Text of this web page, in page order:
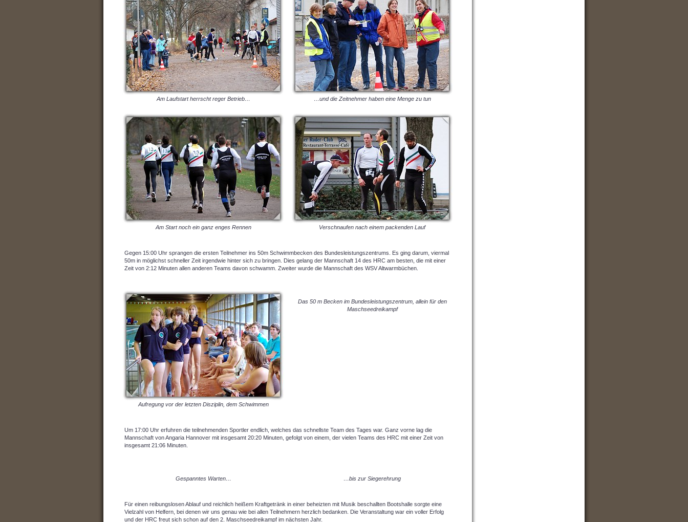
Am Laufstart herrscht reger Betrieb… …und die Zeitnehmer haben eine Menge zu tun
Am Start noch ein ganz enges Rennen Verschnaufen nach einem packenden Lauf
Gegen 15:00 Uhr sprangen die ersten Teilnehmer ins 50m Schwimmbecken des Bundesleistungszentrums. Es ging darum, viermal
50m in möglichst schneller Zeit irgendwie hinter sich zu bringen. Dies gelang der Mannschaft 14 des HRC am besten, die mit einer
Zeit von 2:12 Minuten allen anderen Teams davon schwamm. Zweiter wurde die Mannschaft des WSV Altwarmbüchen.
Aufregung vor der letzten Disziplin, dem Schwimmen
Das 50 m Becken im Bundesleistungszentrum, allein für den
Maschseedreikampf
Um 17:00 Uhr erfuhren die teilnehmenden Sportler endlich, welches das schnellste Team des Tages war. Ganz vorne lag die
Mannschaft von Angaria Hannover mit insgesamt 20:20 Minuten, gefolgt von einem, der vielen Teams des HRC mit einer Zeit von
insgesamt 21:06 Minuten.
Gespanntes Warten… …bis zur Siegerehrung
Für einen reibungslosen Ablauf und reichlich heißem Kraftgetränk in einer beheizten mit Musik beschallten Bootshalle sorgte eine
Vielzahl von Helfern, bei denen wir uns genau wie bei allen Teilnehmern herzlich bedanken. Die Veranstaltung war ein voller Erfolg
und der HRC freut sich schon auf den 2. Maschseedreikampf im nächsten Jahr.